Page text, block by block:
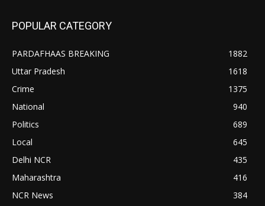
POPULAR CATEGORY
PARDAFHAAS BREAKING
1882
Uttar Pradesh
1618
Crime
1375
National
940
Politics
689
Local
645
Delhi NCR
435
Maharashtra
416
NCR News
384